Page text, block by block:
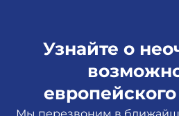
Узнайте о
Мы перезвоним в